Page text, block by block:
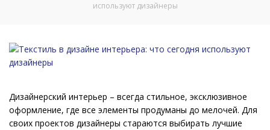
используют дизайнеры
Дизайнерский интерьер – всегда стильное, эксклюзивное
оформление, где все элементы продуманы до мелочей. Для
своих проектов дизайнеры стараются выбирать лучшие